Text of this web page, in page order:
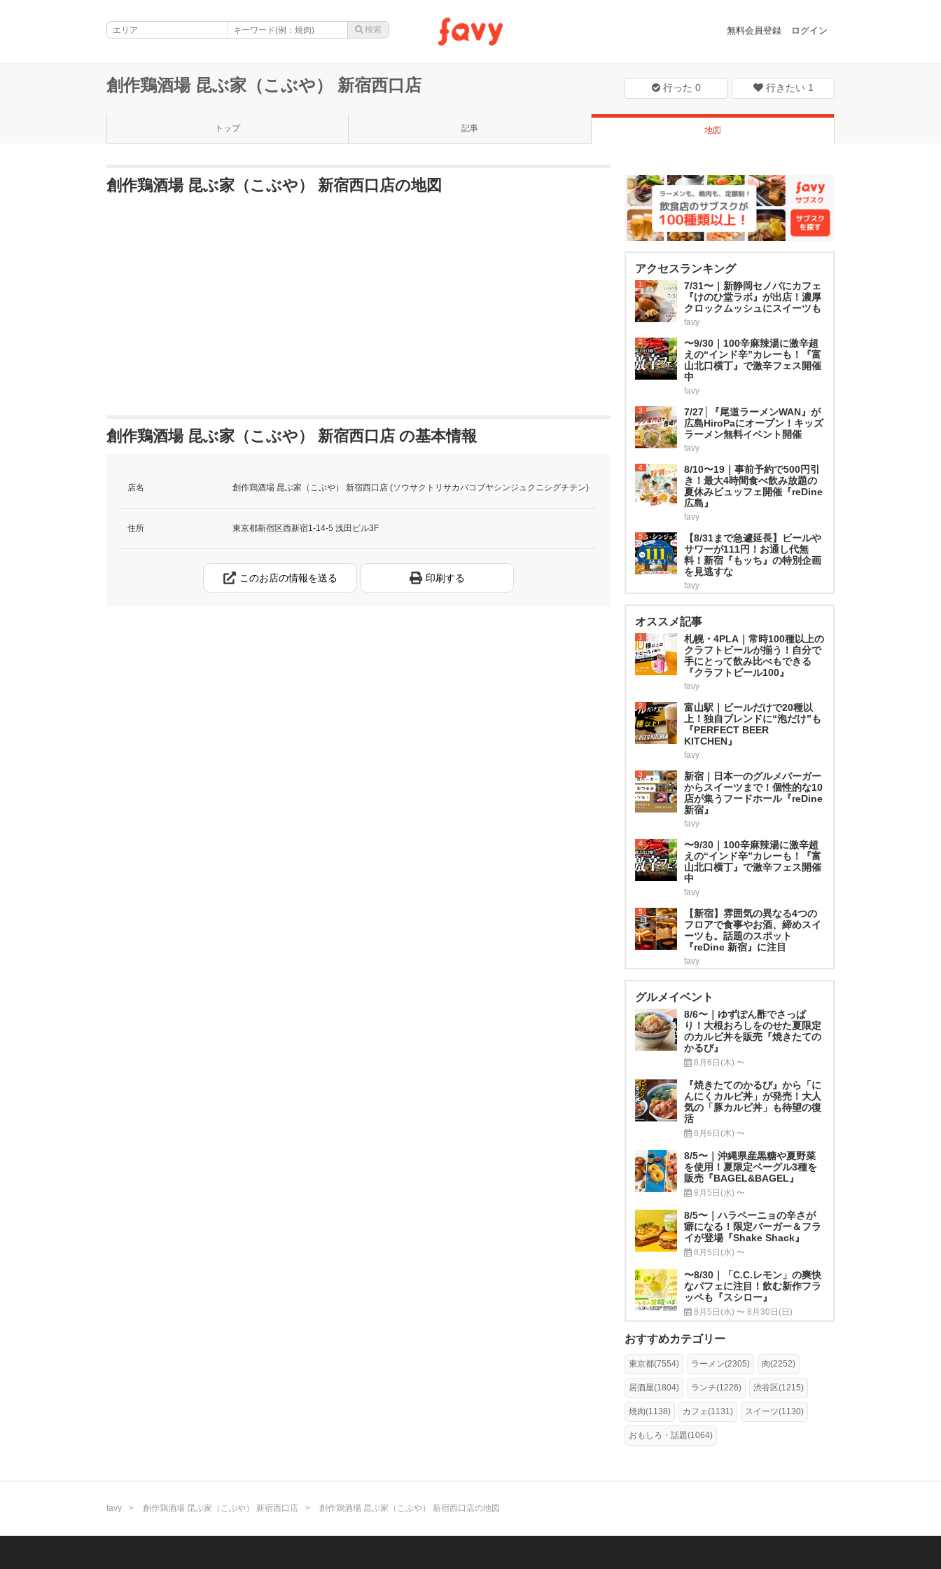
無料会員登録 ログイン
創作鶏酒場 昆ぶ家（こぶや） 新宿西口店 行った 0 行きたい 1
トップ 記事 地図
創作鶏酒場 昆ぶ家（こぶや） 新宿西口店の地図
創作鶏酒場 昆ぶ家（こぶや） 新宿西口店 の基本情報
店名 創作鶏酒場 昆ぶ家（こぶや） 新宿西口店 (ソウサクトリサカバコブヤシンジュクニシグチテン)
住所 東京都新宿区西新宿1-14-5 浅田ビル3F
このお店の情報を送る 印刷する
アクセスランキング
1
7/31〜｜新静岡セノバにカフェ
『けのひ堂ラボ』が出店！濃厚
クロックムッシュにスイーツも
favy
2
〜9/30｜100辛麻辣湯に激辛超
えの“インド辛”カレーも！『富
山北口横丁』で激辛フェス開催
中
favy
3
7/27│『尾道ラーメンWAN』が
広島HiroPaにオープン！キッズ
ラーメン無料イベント開催
favy
4
8/10〜19｜事前予約で500円引
き！最大4時間食べ飲み放題の
夏休みビュッフェ開催『reDine
広島』
favy
5
【8/31まで急遽延長】ビールや
サワーが111円！お通し代無
料！新宿『もッち』の特別企画
を見逃すな
favy
オススメ記事
1
札幌・4PLA｜常時100種以上の
クラフトビールが揃う！自分で
手にとって飲み比べもできる
『クラフトビール100』
favy
2
富山駅｜ビールだけで20種以
上！独自ブレンドに“泡だけ”も
『PERFECT BEER
KITCHEN』
favy
3
新宿｜日本一のグルメバーガー
からスイーツまで！個性的な10
店が集うフードホール『reDine
新宿』
favy
4
〜9/30｜100辛麻辣湯に激辛超
えの“インド辛”カレーも！『富
山北口横丁』で激辛フェス開催
中
favy
5
【新宿】雰囲気の異なる4つの
フロアで食事やお酒、締めスイ
ーツも。話題のスポット
『reDine 新宿』に注目
favy
グルメイベント
8/6〜｜ゆずぽん酢でさっぱ
り！大根おろしをのせた夏限定
のカルビ丼を販売『焼きたての
かるび』
8月6日(木) 〜
『焼きたてのかるび』から「に
んにくカルビ丼」が発売！大人
気の「豚カルビ丼」も待望の復
活
8月6日(木) 〜
8/5〜｜沖縄県産黒糖や夏野菜
を使用！夏限定ベーグル3種を
販売『BAGEL&BAGEL』
8月5日(水) 〜
8/5〜｜ハラペーニョの辛さが
癖になる！限定バーガー＆フラ
イが登場『Shake Shack』
8月5日(水) 〜
〜8/30｜「C.C.レモン」の爽快
なパフェに注目！飲む新作フラ
ッペも『スシロー』
8月5日(水) 〜 8月30日(日)
おすすめカテゴリー
東京都(7554) ラーメン(2305) 肉(2252)
居酒屋(1804) ランチ(1226) 渋谷区(1215)
焼肉(1138) カフェ(1131) スイーツ(1130)
おもしろ・話題(1064)
favy 創作鶏酒場 昆ぶ家（こぶや） 新宿西口店 創作鶏酒場 昆ぶ家（こぶや） 新宿西口店の地図